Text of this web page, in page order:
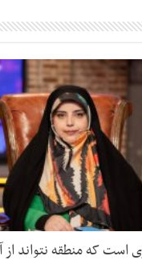
است که منطقه نتواند